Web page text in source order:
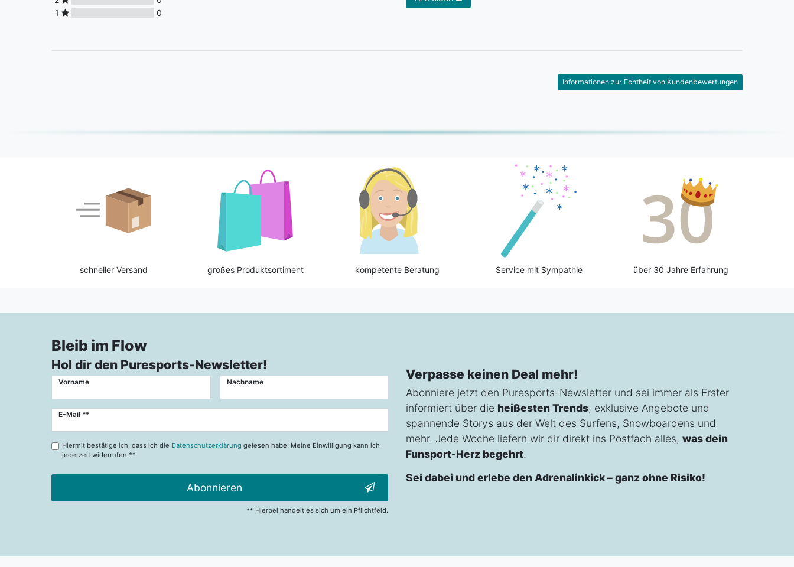
1
0
Informationen zur Echtheit von Kundenbewertungen
schneller Versand großes Produktsortiment kompetente Beratung Service mit Sympathie über 30 Jahre Erfahrung
Bleib im Flow
Hol dir den Puresports-Newsletter!
Vorname Nachname
E-Mail **
Newsletter
Hiermit bestätige ich, dass ich die Datenschutzerklärung gelesen habe. Meine Einwilligung kann ich
jederzeit widerrufen.**
Abonnieren
** Hierbei handelt es sich um ein Pflichtfeld.
Verpasse keinen Deal mehr!
Abonniere jetzt den Puresports-Newsletter und sei immer als Erster
informiert über die heißesten Trends, exklusive Angebote und
spannende Storys aus der Welt des Surfens, Snowboardens und
mehr. Jede Woche liefern wir dir direkt ins Postfach alles, was dein
Funsport-Herz begehrt.
Sei dabei und erlebe den Adrenalinkick – ganz ohne Risiko!